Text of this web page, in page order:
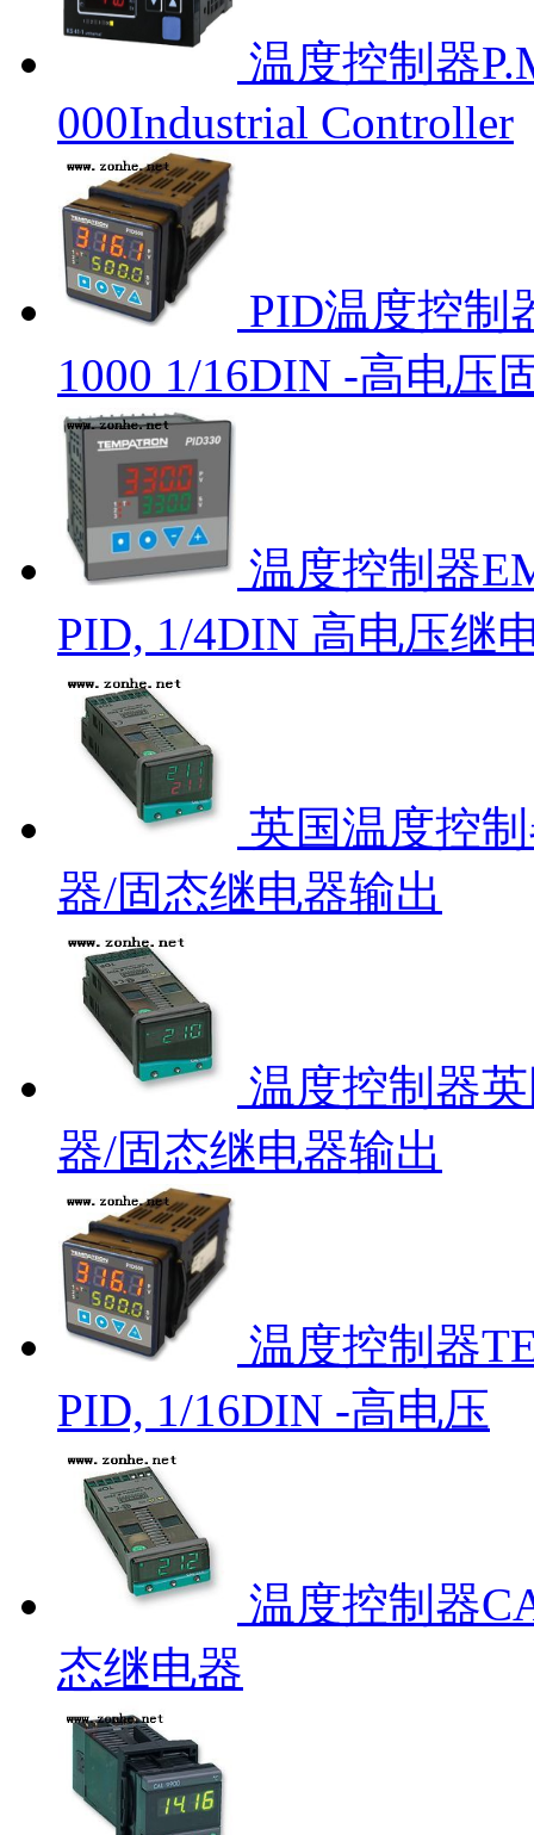
温度控制器
000Industrial Controller
PID温度控制
1000 1/16DIN -高电压
温度控制器
PID, 1/4DIN 高电压继
英国温度控
器/固态继电器输出
温度控制器
器/固态继电器输出
温度控制器
PID, 1/16DIN -高电压
温度控制器
态继电器